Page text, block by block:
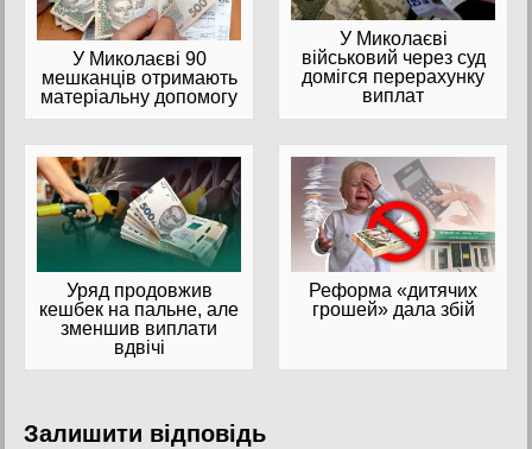
У Миколаєві 90
мешканців отримають
матеріальну допомогу
У Миколаєві
військовий через суд
домігся перерахунку
виплат
Уряд продовжив
кешбек на пальне, але
зменшив виплати
вдвічі
Реформа «дитячих
грошей» дала збій
Залишити відповідь